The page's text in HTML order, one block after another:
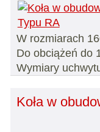
W rozmiarach
Do obciążeń do
Wymiary
Koła w